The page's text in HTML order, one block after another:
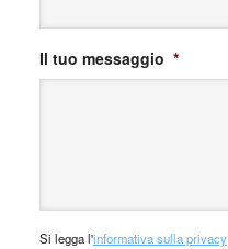
Il tuo messaggio *
Si
Si legga l'informativa sulla privacy